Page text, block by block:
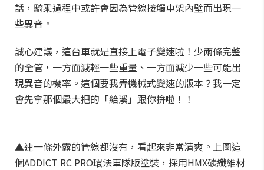
話，騎乘過程中或許會因為管線接觸車架內壁而出現一
些異音。
誠心建議，這台車就是直接上電子變速啦！少兩條完整
的全管，一方面減輕一些重量、一方面減少一些可能出
現異音的機率。這個要我弄機械式變速的版本？我一定
會先拿那個最大把的「給溪」跟你拚啦！！
▲連一條外露的管線都沒有，看起來非常清爽。上圖這
個ADDICT RC PRO環法車隊版塗裝，採用HMX碳纖維材